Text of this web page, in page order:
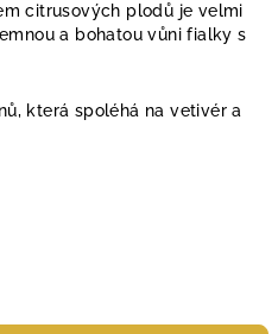
citrusových plodů je velmi
a bohatou vůni fialky s
která spoléhá na vetivér a